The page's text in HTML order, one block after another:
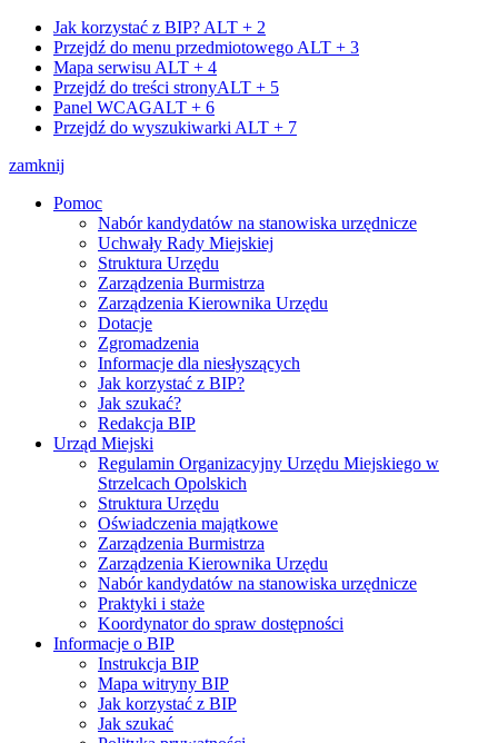
Jak korzystać z BIP? ALT + 2
Przejdź do menu przedmiotowego ALT + 3
Mapa serwisu ALT + 4
Przejdź do treści stronyALT + 5
Panel WCAGALT + 6
Przejdź do wyszukiwarki ALT + 7
zamknij
Pomoc
Nabór kandydatów na stanowiska urzędnicze
Uchwały Rady Miejskiej
Struktura Urzędu
Zarządzenia Burmistrza
Zarządzenia Kierownika Urzędu
Dotacje
Zgromadzenia
Informacje dla niesłyszących
Jak korzystać z BIP?
Jak szukać?
Redakcja BIP
Urząd Miejski
Regulamin Organizacyjny Urzędu Miejskiego w
Strzelcach Opolskich
Struktura Urzędu
Oświadczenia majątkowe
Zarządzenia Burmistrza
Zarządzenia Kierownika Urzędu
Nabór kandydatów na stanowiska urzędnicze
Praktyki i staże
Koordynator do spraw dostępności
Informacje o BIP
Instrukcja BIP
Mapa witryny BIP
Jak korzystać z BIP
Jak szukać